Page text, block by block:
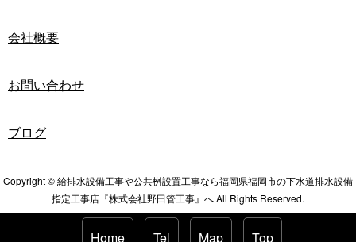
会社概要
お問い合わせ
ブログ
Copyright © 給排水設備工事や公共桝設置工事なら福岡県福岡市の下水道排水設備
指定工事店『株式会社野田管工事』へ All Rights Reserved.
Home Tel Map Top